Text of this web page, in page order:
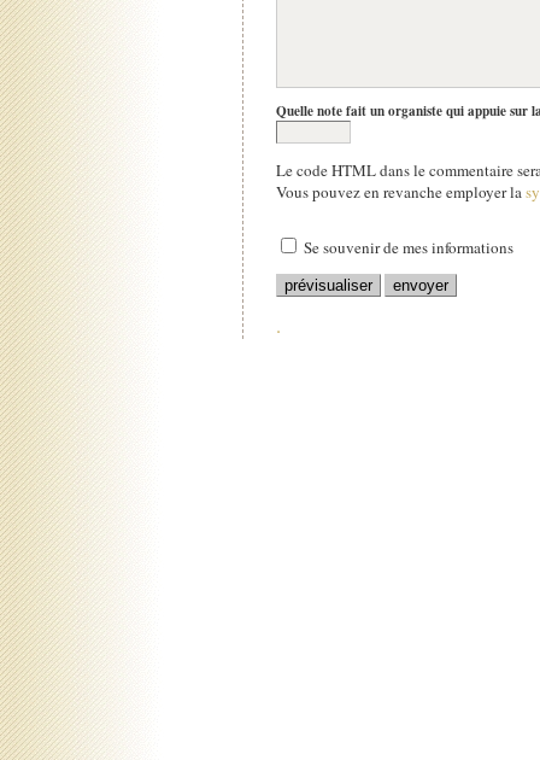
Quelle note fait un organiste qui appuie sur
Le code HTML dans le commentaire
Vous pouvez en revanche employer la
Se souvenir de mes informations
.